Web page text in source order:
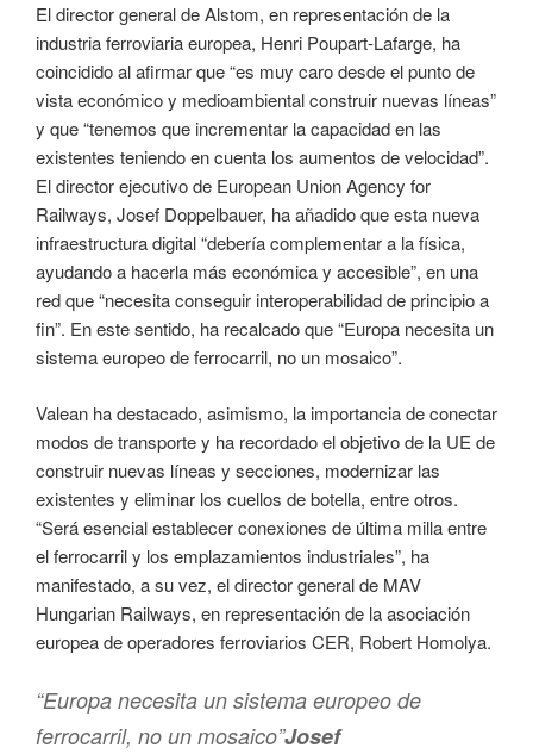
El director general de Alstom, en representación de la
industria ferroviaria europea, Henri Poupart-Lafarge, ha
coincidido al afirmar que “es muy caro desde el punto de
vista económico y medioambiental construir nuevas líneas”
y que “tenemos que incrementar la capacidad en las
existentes teniendo en cuenta los aumentos de velocidad”.
El director ejecutivo de European Union Agency for
Railways, Josef Doppelbauer, ha añadido que esta nueva
infraestructura digital “debería complementar a la física,
ayudando a hacerla más económica y accesible”, en una
red que “necesita conseguir interoperabilidad de principio a
fin”. En este sentido, ha recalcado que “Europa necesita un
sistema europeo de ferrocarril, no un mosaico”.
Valean ha destacado, asimismo, la importancia de conectar
modos de transporte y ha recordado el objetivo de la UE de
construir nuevas líneas y secciones, modernizar las
existentes y eliminar los cuellos de botella, entre otros.
“Será esencial establecer conexiones de última milla entre
el ferrocarril y los emplazamientos industriales”, ha
manifestado, a su vez, el director general de MAV
Hungarian Railways, en representación de la asociación
europea de operadores ferroviarios CER, Robert Homolya.
“Europa necesita un sistema europeo de
ferrocarril, no un mosaico”Josef